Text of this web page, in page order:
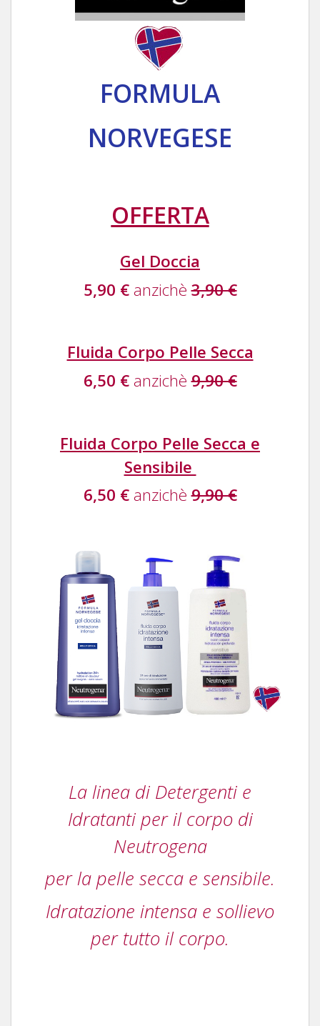
FORMULA
NORVEGESE
OFFERTA
Gel Doccia
5,90 €anzichè3,90 €
Fluida Corpo Pelle Secca
6,50 €anzichè9,90 €
Fluida Corpo Pelle Secca e
Sensibile
6,50 €anzichè9,90 €
La linea di Detergenti e
Idratanti per il corpo di
Neutrogena
per la pelle secca e sensibile.
Idratazione intensa e sollievo
per tutto il corpo.